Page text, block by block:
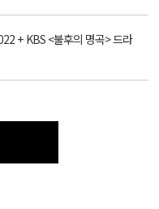
+ KBS <불후의 명곡> 드라